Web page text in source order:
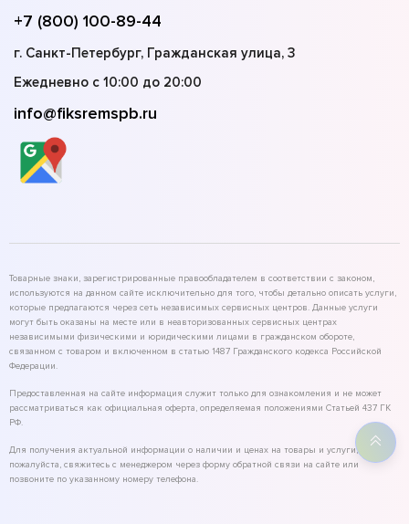
+7 (800) 100-89-44
г. Санкт-Петербург, Гражданская улица, 3
Ежедневно с 10:00 до 20:00
info@fiksremspb.ru
Товарные знаки, зарегистрированные правообладателем в соответствии с законом,
используются на данном сайте исключительно для того, чтобы детально описать услуги,
которые предлагаются через сеть независимых сервисных центров. Данные услуги
могут быть оказаны на месте или в неавторизованных сервисных центрах
независимыми физическими и юридическими лицами в гражданском обороте,
связанном с товаром и включенном в статью 1487 Гражданского кодекса Российской
Федерации.
Предоставленная на сайте информация служит только для ознакомления и не может
рассматриваться как официальная оферта, определяемая положениями Статьей 437 ГК
РФ.
Для получения актуальной информации о наличии и ценах на товары и услуги,
пожалуйста, свяжитесь с менеджером через форму обратной связи на сайте или
позвоните по указанному номеру телефона.